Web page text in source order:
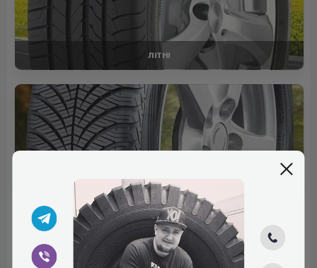
ЛІТНІ
ВСЕСЕЗОННІ
Відгуки (0)
Поки немає коментарів